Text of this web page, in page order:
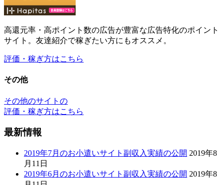
高還元率・高ポイント数の広告が豊富な広告特化のポイント
サイト。友達紹介で稼ぎたい方にもオススメ。
評価・稼ぎ方はこちら
その他
その他のサイトの
評価・稼ぎ方はこちら
最新情報
2019年7月のお小遣いサイト副収入実績の公開 2019年8
月11日
2019年6月のお小遣いサイト副収入実績の公開 2019年8